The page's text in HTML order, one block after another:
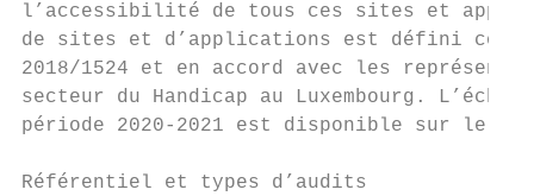
l’accessibilité de tous ces sites et
de sites et d’applications est défini
2018/1524 et en accord avec les
secteur du Handicap au Luxembourg.
période 2020-2021 est disponible sur le
Référentiel et types d’audits